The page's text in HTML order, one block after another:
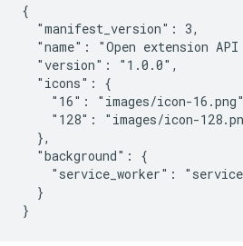
{
  "manifest_version": 3,
"name": "Open extension API
  "version": "1.0.0",
  "icons": {
"16": "images/icon-
"128": "images/icon-
  },
  "background": {
"service_worker":
  }